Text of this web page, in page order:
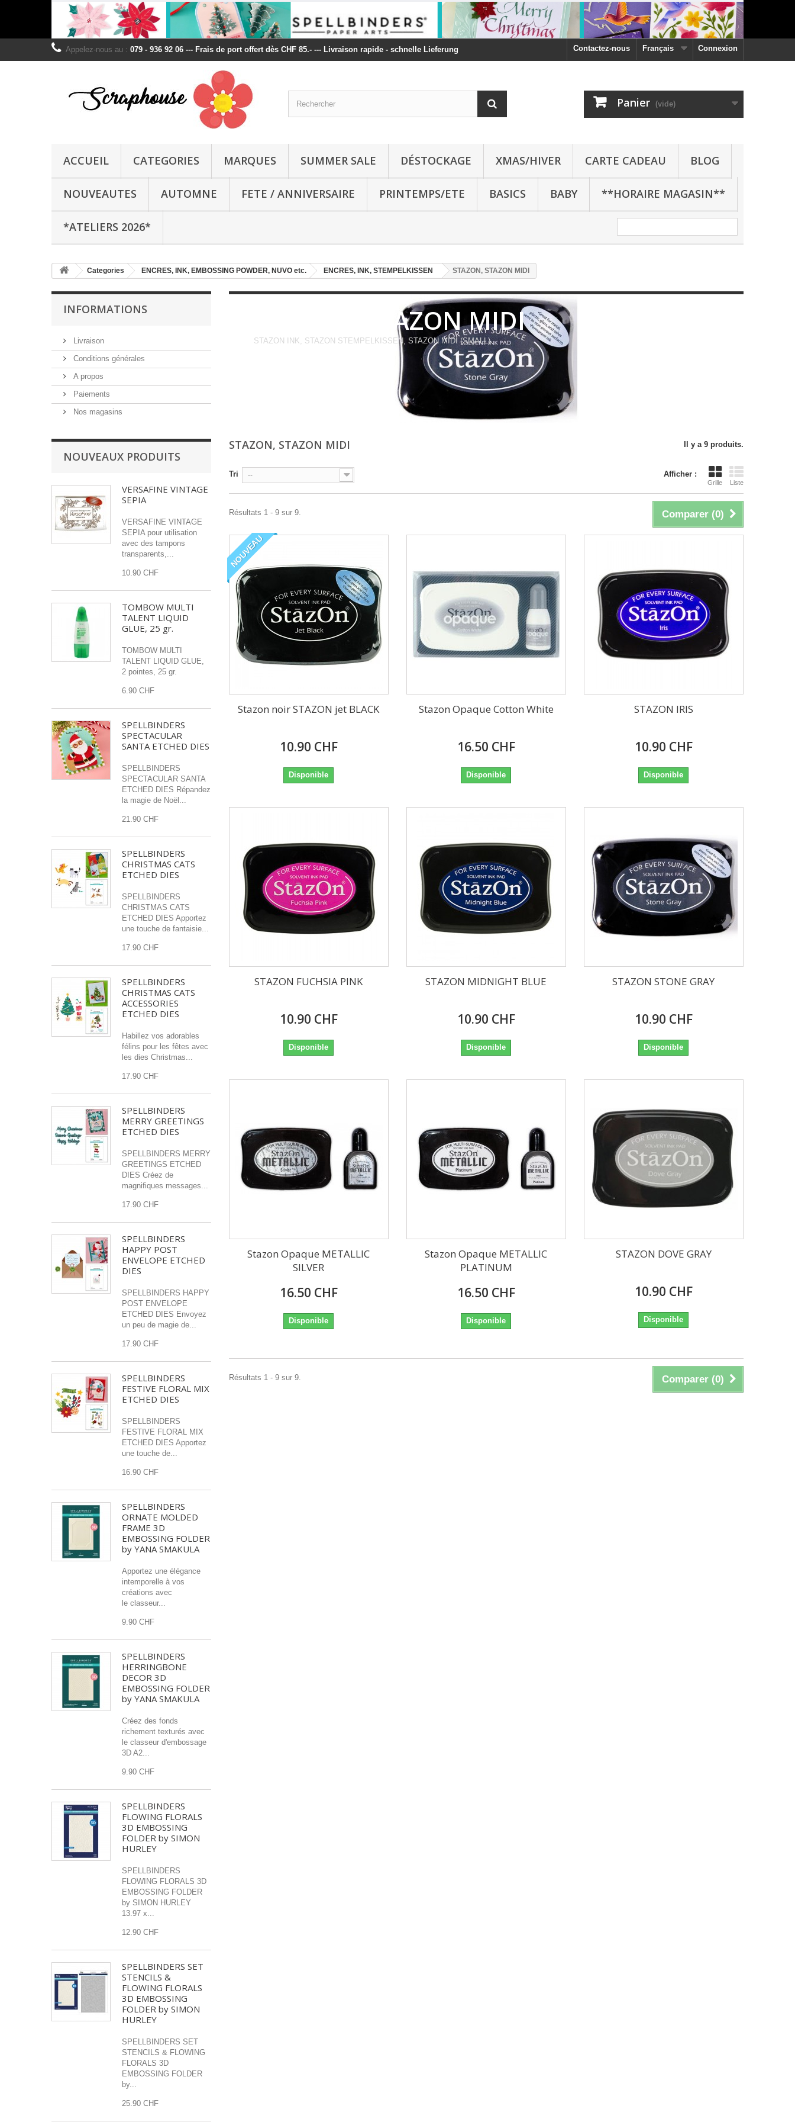
Connexion
Français
Contactez-nous
Appelez-nous au : 079 - 936 92 06 --- Frais de port offert dès CHF 85.- --- Livraison rapide - schnelle Lieferung
Panier (vide)
ACCUEIL CATEGORIES MARQUES SUMMER SALE DÉSTOCKAGE XMAS/HIVER CARTE CADEAU BLOG
NOUVEAUTES AUTOMNE FETE / ANNIVERSAIRE PRINTEMPS/ETE BASICS BABY **HORAIRE MAGASIN**
*ATELIERS 2026*
Categories ENCRES, INK, EMBOSSING POWDER, NUVO etc. ENCRES, INK, STEMPELKISSEN STAZON, STAZON MIDI
INFORMATIONS
Livraison
Conditions générales
A propos
Paiements
Nos magasins
NOUVEAUX PRODUITS
VERSAFINE VINTAGE
SEPIA
VERSAFINE VINTAGE
SEPIA pour utilisation
avec des tampons
transparents,...
10.90 CHF
TOMBOW MULTI
TALENT LIQUID
GLUE, 25 gr.
TOMBOW MULTI
TALENT LIQUID GLUE,
2 pointes, 25 gr.
6.90 CHF
SPELLBINDERS
SPECTACULAR
SANTA ETCHED DIES
SPELLBINDERS
SPECTACULAR SANTA
ETCHED DIES Répandez
la magie de Noël...
21.90 CHF
SPELLBINDERS
CHRISTMAS CATS
ETCHED DIES
SPELLBINDERS
CHRISTMAS CATS
ETCHED DIES Apportez
une touche de fantaisie...
17.90 CHF
SPELLBINDERS
CHRISTMAS CATS
ACCESSORIES
ETCHED DIES
Habillez vos adorables
félins pour les fêtes avec
les dies Christmas...
17.90 CHF
SPELLBINDERS
MERRY GREETINGS
ETCHED DIES
SPELLBINDERS MERRY
GREETINGS ETCHED
DIES Créez de
magnifiques messages...
17.90 CHF
SPELLBINDERS
HAPPY POST
ENVELOPE ETCHED
DIES
SPELLBINDERS HAPPY
POST ENVELOPE
ETCHED DIES Envoyez
un peu de magie de...
17.90 CHF
SPELLBINDERS
FESTIVE FLORAL MIX
ETCHED DIES
SPELLBINDERS
FESTIVE FLORAL MIX
ETCHED DIES Apportez
une touche de...
16.90 CHF
SPELLBINDERS
ORNATE MOLDED
FRAME 3D
EMBOSSING FOLDER
by YANA SMAKULA
Apportez une élégance
intemporelle à vos
créations avec
le classeur...
9.90 CHF
SPELLBINDERS
HERRINGBONE
DECOR 3D
EMBOSSING FOLDER
by YANA SMAKULA
Créez des fonds
richement texturés avec
le classeur d'embossage
3D A2...
9.90 CHF
SPELLBINDERS
FLOWING FLORALS
3D EMBOSSING
FOLDER by SIMON
HURLEY
SPELLBINDERS
FLOWING FLORALS 3D
EMBOSSING FOLDER
by SIMON HURLEY
13.97 x...
12.90 CHF
SPELLBINDERS SET
STENCILS &
FLOWING FLORALS
3D EMBOSSING
FOLDER by SIMON
HURLEY
SPELLBINDERS SET
STENCILS & FLOWING
FLORALS 3D
EMBOSSING FOLDER
by...
25.90 CHF
STAZON, STAZON MIDI
STAZON INK, STAZON STEMPELKISSEN, STAZON MIDI (SMALL)
STAZON, STAZON MIDI Il y a 9 produits.
Afficher :
Grille Liste
Tri --
Comparer (0)
Résultats 1 - 9 sur 9.
NOUVEAU
Stazon noir STAZON jet BLACK
10.90 CHF
Disponible
Stazon Opaque Cotton White
16.50 CHF
Disponible
STAZON IRIS
10.90 CHF
Disponible
STAZON FUCHSIA PINK
10.90 CHF
Disponible
STAZON MIDNIGHT BLUE
10.90 CHF
Disponible
STAZON STONE GRAY
10.90 CHF
Disponible
Stazon Opaque METALLIC
SILVER
16.50 CHF
Disponible
Stazon Opaque METALLIC
PLATINUM
16.50 CHF
Disponible
STAZON DOVE GRAY
10.90 CHF
Disponible
Comparer (0)
Résultats 1 - 9 sur 9.